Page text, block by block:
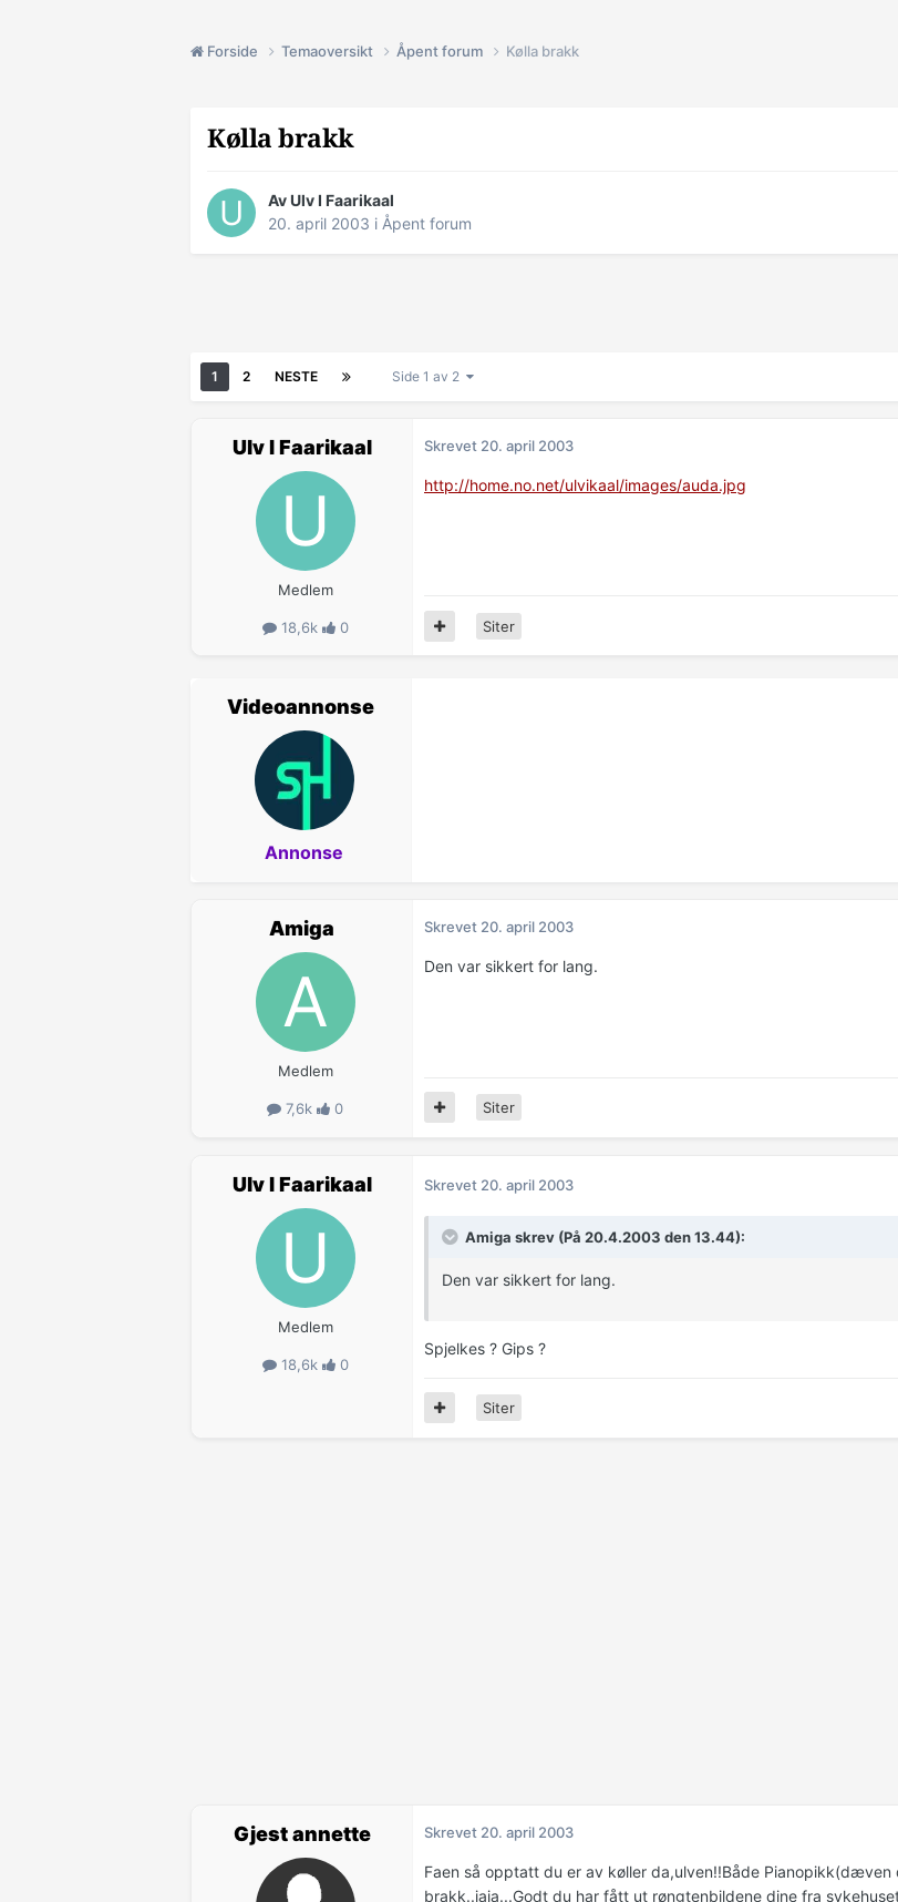
Forside Temaoversikt Åpent forum Kølla brakk
Kølla brakk
Av Ulv I Faarikaal
20. april 2003 i Åpent forum
1 2 NESTE Side 1 av 2
Ulv I Faarikaal
Medlem
18,6k 0
Skrevet 20. april 2003
http://home.no.net/ulvikaal/images/auda.jpg
Siter
Videoannonse
Annonse
Amiga
Medlem
7,6k 0
Skrevet 20. april 2003
Den var sikkert for lang.
Siter
Ulv I Faarikaal
Medlem
18,6k 0
Skrevet 20. april 2003
Amiga skrev (På 20.4.2003 den 13.44):
Den var sikkert for lang.
Spjelkes ? Gips ?
Siter
Gjest annette Skrevet 20. april 2003
Faen så opptatt du er av køller da,ulven!!Både
brakk..jaja...Godt du har fått ut røngtenbildene dine fra